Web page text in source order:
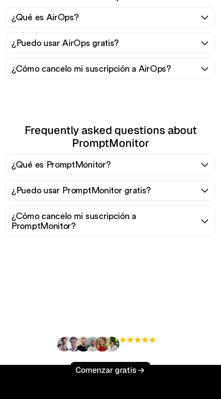
¿Qué es AirOps?
¿Puedo usar AirOps gratis?
¿Cómo cancelo mi suscripción a AirOps?
Frequently asked questions about
PromptMonitor
¿Qué es PromptMonitor?
¿Puedo usar PromptMonitor gratis?
¿Cómo cancelo mi suscripción a
PromptMonitor?
Comenzar gratis